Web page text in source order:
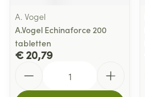
A. Vogel
A.Vogel Echinaforce 200
tabletten
€ 20,79